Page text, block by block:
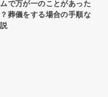
で万が一のことがあった
葬儀をする場合の手順な